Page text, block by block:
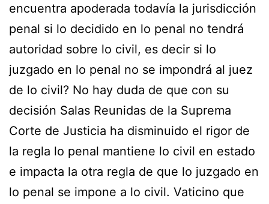
encuentra apoderada todavía la jurisdicción
penal si lo decidido en lo penal no tendrá
autoridad sobre lo civil, es decir si lo
juzgado en lo penal no se impondrá al juez
de lo civil? No hay duda de que con su
decisión Salas Reunidas de la Suprema
Corte de Justicia ha disminuido el rigor de
la regla lo penal mantiene lo civil en estado
e impacta la otra regla de que lo juzgado en
lo penal se impone a lo civil. Vaticino que